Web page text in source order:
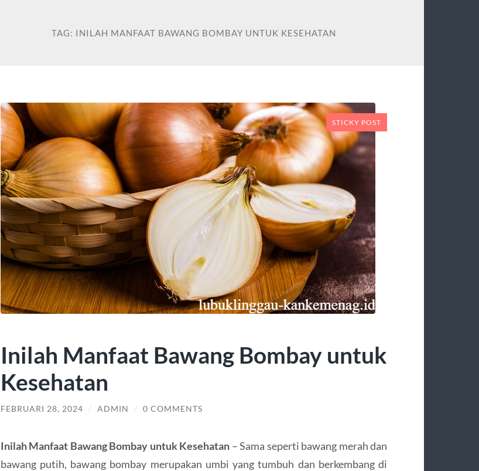
TAG: INILAH MANFAAT BAWANG BOMBAY UNTUK KESEHATAN
STICKY POST
Inilah Manfaat Bawang Bombay untuk
Kesehatan
FEBRUARI 28, 2024 / ADMIN / 0 COMMENTS
Inilah Manfaat Bawang Bombay untuk Kesehatan – Sama seperti bawang merah dan
bawang putih, bawang bombay merupakan umbi yang tumbuh dan berkembang di